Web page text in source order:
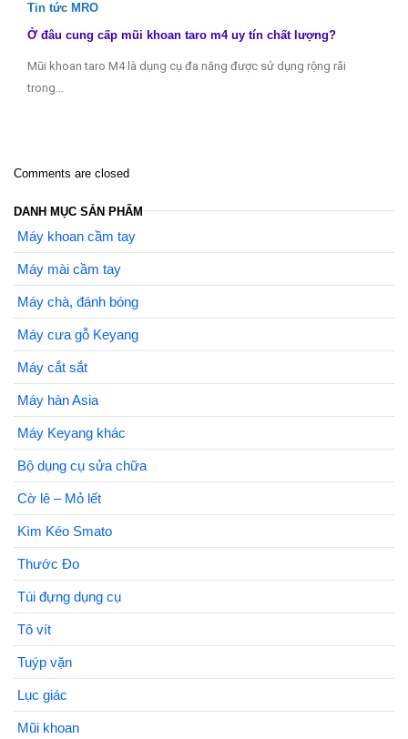
Tin tức MRO
Ở đâu cung cấp mũi khoan taro m4 uy tín chất lượng?
Mũi khoan taro M4 là dụng cụ đa năng được sử dụng rộng rãi
trong…
Comments are closed
DANH MỤC SẢN PHẨM
Máy khoan cầm tay
Máy mài cầm tay
Máy chà, đánh bóng
Máy cưa gỗ Keyang
Máy cắt sắt
Máy hàn Asia
Máy Keyang khác
Bộ dụng cụ sửa chữa
Cờ lê – Mỏ lết
Kìm Kéo Smato
Thước Đo
Túi đựng dụng cụ
Tô vít
Tuýp vặn
Lục giác
Mũi khoan